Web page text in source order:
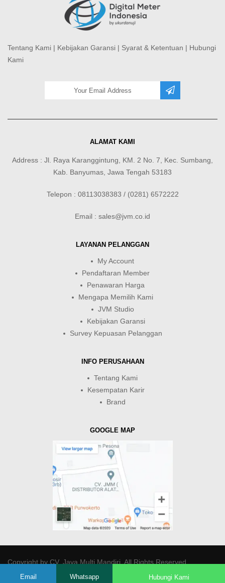
Tentang Kami | Kebijakan Garansi | Syarat & Ketentuan | Hubungi
Kami
ALAMAT KAMI
Address : Jl. Raya Karanggintung, KM. 2 No. 7, Kec. Sumbang,
Kab. Banyumas, Jawa Tengah 53183
Telepon : 08113038383 / (0281) 6572222
Email : sales@jvm.co.id
LAYANAN PELANGGAN
My Account
Pendaftaran Member
Penawaran Harga
Mengapa Memilih Kami
JVM Studio
Kebijakan Garansi
Survey Kepuasan Pelanggan
INFO PERUSAHAAN
Tentang Kami
Kesempatan Karir
Brand
GOOGLE MAP
Copyright byCV. Java Multi Mandiri. All Rights Reserved.
Email Whatsapp Hubungi Kami